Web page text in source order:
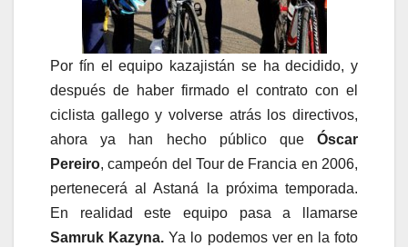
Por fín el equipo kazajistán se ha decidido, y
después de haber firmado el contrato con el
ciclista gallego y volverse atrás los directivos,
ahora ya han hecho público que Óscar
Pereiro, campeón del Tour de Francia en 2006,
pertenecerá al Astaná la próxima temporada.
En realidad este equipo pasa a llamarse
Samruk Kazyna.Ya lo podemos ver en la foto